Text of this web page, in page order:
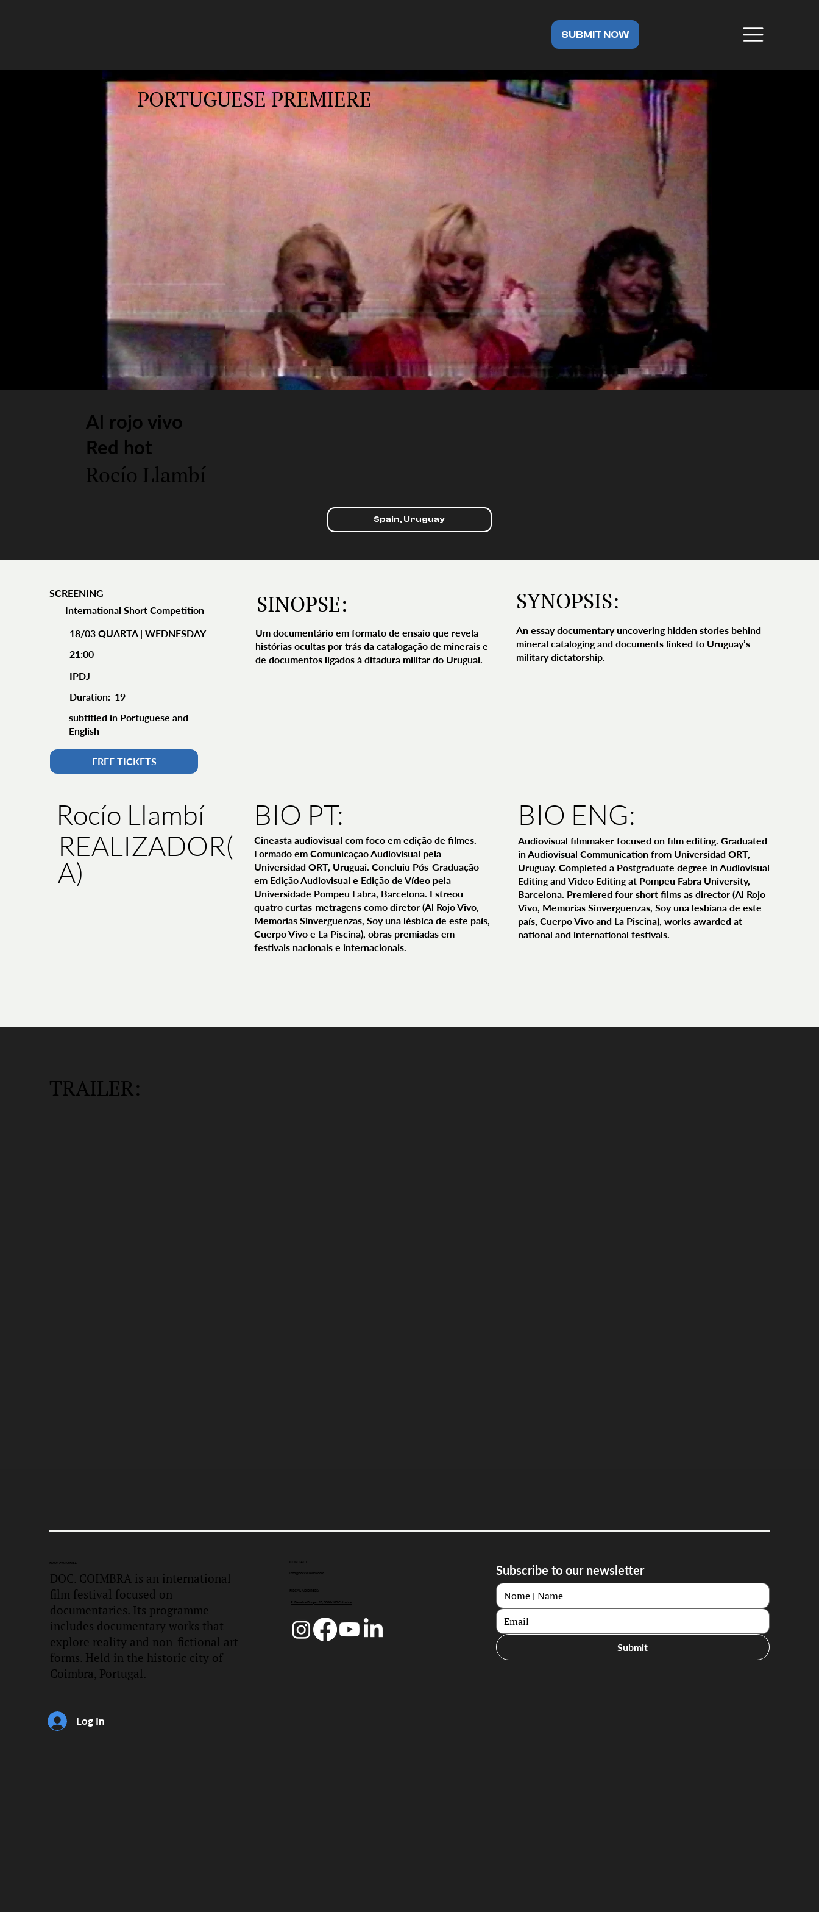
SUBMIT NOW
Al rojo vivo
Red hot
Rocío Llambí
Spain, Uruguay
PORTUGUESE PREMIERE
SCREENING
International Short Competition
18/03 QUARTA | WEDNESDAY
21:00
IPDJ
Duration: 19
subtitled in Portuguese and
English
FREE TICKETS
SINOPSE:
Um documentário em formato de ensaio que revela
histórias ocultas por trás da catalogação de minerais e
de documentos ligados à ditadura militar do Uruguai.
SYNOPSIS:
An essay documentary uncovering hidden stories behind
mineral cataloging and documents linked to Uruguay’s
military dictatorship.
Rocío Llambí
REALIZADOR(
A)
BIO PT:
Cineasta audiovisual com foco em edição de filmes.
Formado em Comunicação Audiovisual pela
Universidad ORT, Uruguai. Concluiu Pós-Graduação
em Edição Audiovisual e Edição de Vídeo pela
Universidade Pompeu Fabra, Barcelona. Estreou
quatro curtas-metragens como diretor (Al Rojo Vivo,
Memorias Sinverguenzas, Soy una lésbica de este país,
Cuerpo Vivo e La Piscina), obras premiadas em
festivais nacionais e internacionais.
BIO ENG:
Audiovisual filmmaker focused on film editing. Graduated
in Audiovisual Communication from Universidad ORT,
Uruguay. Completed a Postgraduate degree in Audiovisual
Editing and Video Editing at Pompeu Fabra University,
Barcelona. Premiered four short films as director (Al Rojo
Vivo, Memorias Sinverguenzas, Soy una lesbiana de este
país, Cuerpo Vivo and La Piscina), works awarded at
national and international festivals.
TRAILER:
DOC. COIMBRA
DOC. COIMBRA is an international
film festival focused on
documentaries. Its programme
includes documentary works that
explore reality and non-fictional art
forms. Held in the historic city of
Coimbra, Portugal.
Log In
CONTACT
info@doccoimbra.com
FISCAL ADDRESS:
R. Ferreira Borges 15, 3000-180 Coimbra
Subscribe to our newsletter
Submit